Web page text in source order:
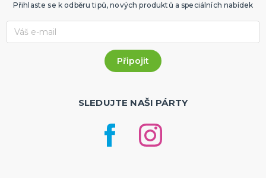
Přihlaste se k odběru tipů, nových produktů a speciálních nabídek
SLEDUJTE NAŠI PÁRTY